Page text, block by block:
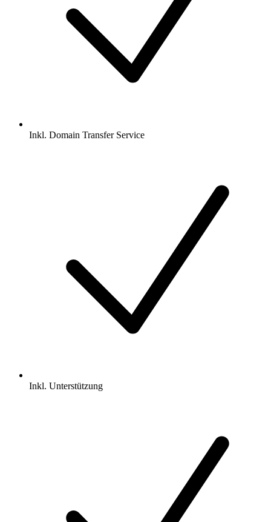
Inkl. Domain Transfer Service
Inkl. Unterstützung